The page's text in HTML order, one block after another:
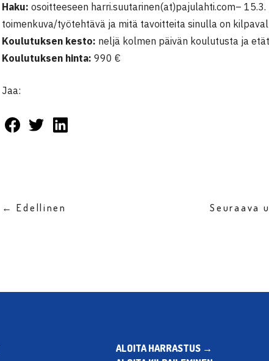
Haku: osoitteeseen harri.suutarinen(at)pajulahti.com–
toimenkuva/työtehtävä ja mitä tavoitteita sinulla on
Koulutuksen kesto: neljä kolmen päivän koulutusta ja
Koulutuksen hinta: 990 €
Jaa:
← Edellinen Seuraava
ALOITA HARRASTUS →